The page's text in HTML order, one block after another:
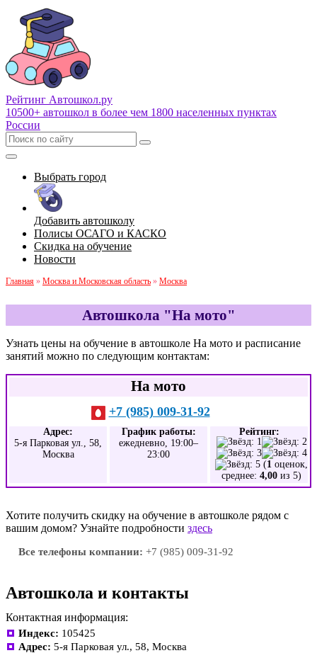
Рейтинг Автошкол.ру
10500+ автошкол в более чем 1800 населенных пунктах
России
Выбрать город
Добавить автошколу
Полисы ОСАГО и КАСКО
Скидка на обучение
Новости
Главная » Москва и Московская область » Москва
Автошкола "На мото"
Узнать цены на обучение в автошколе На мото и расписание
занятий можно по следующим контактам:
На мото
+7 (985) 009-31-92
Адрес:
5-я Парковая ул., 58,
Москва
График работы:
ежедневно, 19:00–
23:00
Рейтинг:
(1 оценок,
среднее: 4,00 из 5)
Хотите получить скидку на обучение в автошколе рядом с
вашим домом? Узнайте подробности здесь
Все телефоны компании: +7 (985) 009-31-92
Автошкола и контакты
Контактная информация:
Индекс: 105425
Адрес: 5-я Парковая ул., 58, Москва